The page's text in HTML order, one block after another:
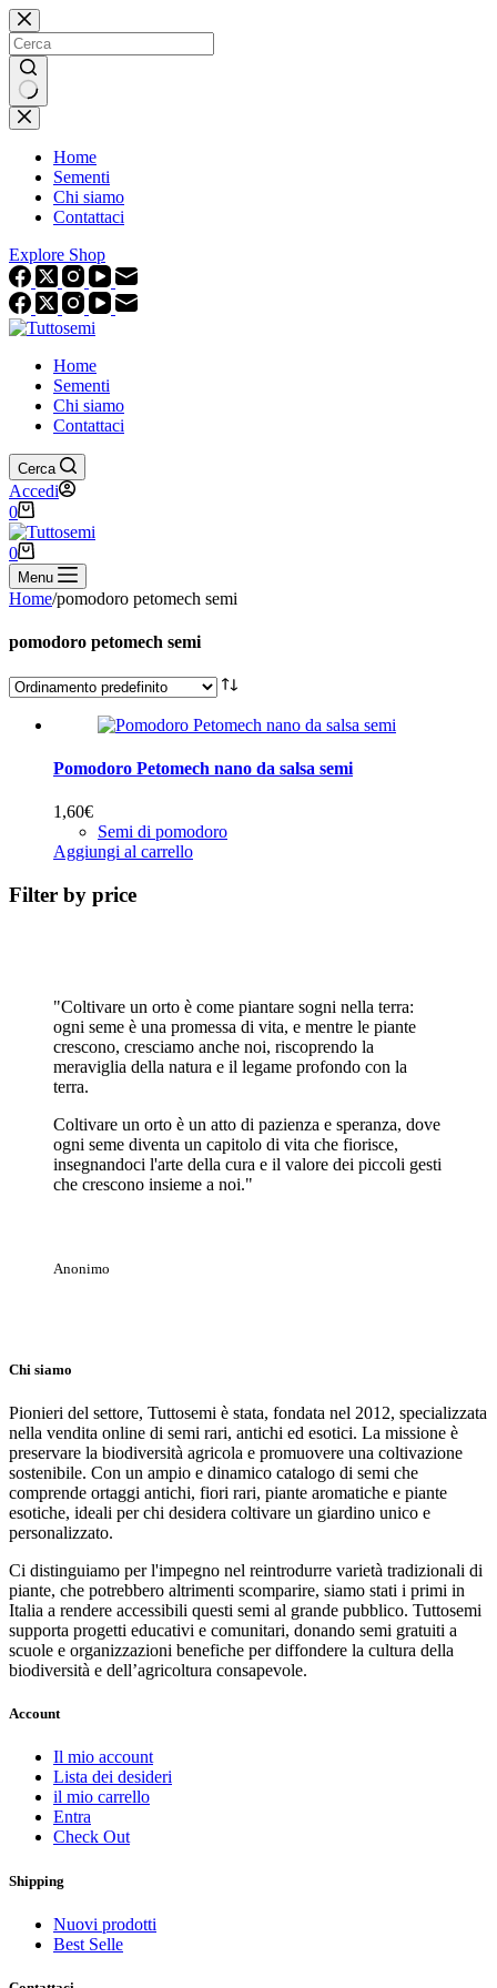
Salta
al
contenuto
Nessun
risultato
Home
Sementi
Chi siamo
Contattaci
Explore Shop
Home
Sementi
Chi siamo
Contattaci
Cerca
Accedi
Carrello
0
Carrello
0
Menu
Home/pomodoro petomech semi
pomodoro petomech semi
Pomodoro Petomech nano da salsa semi
1,60€
Semi di pomodoro
Aggiungi al carrello
Filter by price
"Coltivare un orto è come piantare sogni nella terra:
ogni seme è una promessa di vita, e mentre le piante
crescono, cresciamo anche noi, riscoprendo la
meraviglia della natura e il legame profondo con la
terra.
Coltivare un orto è un atto di pazienza e speranza, dove
ogni seme diventa un capitolo di vita che fiorisce,
insegnandoci l'arte della cura e il valore dei piccoli gesti
che crescono insieme a noi."
Anonimo
Chi siamo
Pionieri del settore, Tuttosemi è stata, fondata nel 2012, specializzata
nella vendita online di semi rari, antichi ed esotici. La missione è
preservare la biodiversità agricola e promuovere una coltivazione
sostenibile. Con un ampio e dinamico catalogo di semi che
comprende ortaggi antichi, fiori rari, piante aromatiche e piante
esotiche, ideali per chi desidera coltivare un giardino unico e
personalizzato.
Ci distinguiamo per l'impegno nel reintrodurre varietà tradizionali di
piante, che potrebbero altrimenti scomparire, siamo stati i primi in
Italia a rendere accessibili questi semi al grande pubblico. Tuttosemi
supporta progetti educativi e comunitari, donando semi gratuiti a
scuole e organizzazioni benefiche per diffondere la cultura della
biodiversità e dell’agricoltura consapevole.
Account
Il mio account
Lista dei desideri
il mio carrello
Entra
Check Out
Shipping
Nuovi prodotti
Best Selle